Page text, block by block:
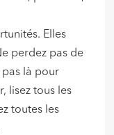
Elles
perdez pas de
pas là pour
lisez tous les
toutes les